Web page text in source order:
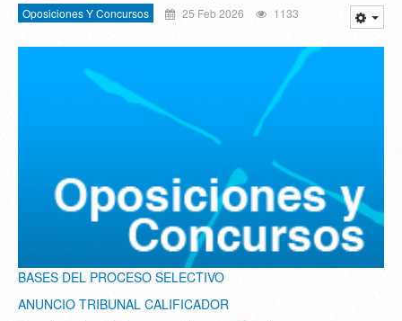
Oposiciones Y Concursos 25 Feb 2026 1133
BASES DEL PROCESO SELECTIVO
ANUNCIO TRIBUNAL CALIFICADOR